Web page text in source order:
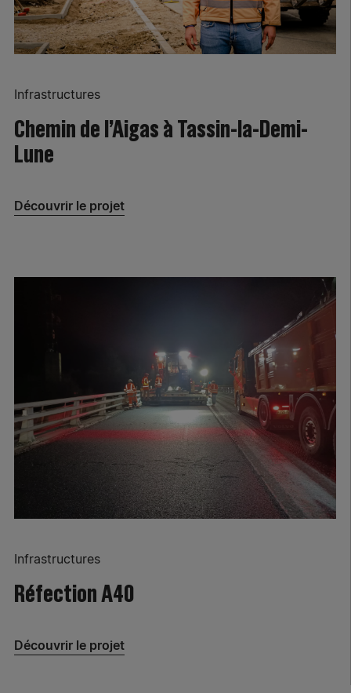
Infrastructures
Chemin de l’Aigas à Tassin-la-Demi-
Lune
Découvrir le projet
Infrastructures
Réfection A40
Découvrir le projet